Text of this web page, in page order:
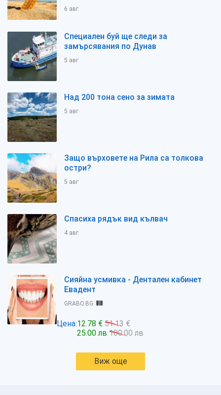
6 авг
Специален буй ще следи за
замърсявания по Дунав
5 авг
Над 200 тона сено за зимата
5 авг
Защо върховете на Рила са толкова
остри?
5 авг
Спасиха рядък вид кълвач
4 авг
Сияйна усмивка - Дентален кабинет
Евадент
GRABO.BG
Цена:12.78 € 51.13 €
25.00 лв 100.00 лв
Виж още